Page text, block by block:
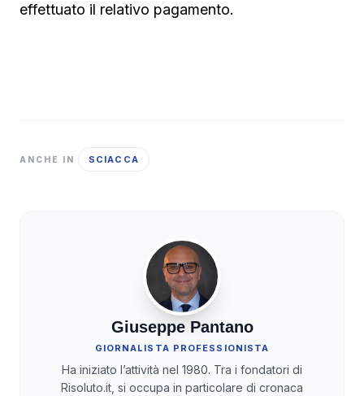
effettuato il relativo pagamento.
ANCHE IN SCIACCA
Giuseppe Pantano
GIORNALISTA PROFESSIONISTA
Ha iniziato l’attività nel 1980. Tra i fondatori di
Risoluto.it, si occupa in particolare di cronaca